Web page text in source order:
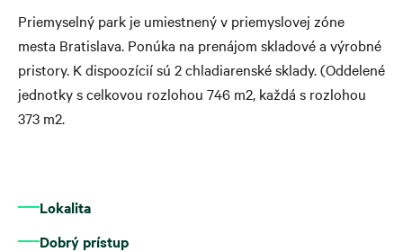
Priemyselný park je umiestnený v priemyslovej zóne
mesta Bratislava. Ponúka na prenájom skladové a výrobné
pristory. K dispoozícií sú 2 chladiarenské sklady. (Oddelené
jednotky s celkovou rozlohou 746 m2, každá s rozlohou
373 m2.
Lokalita
Dobrý prístup